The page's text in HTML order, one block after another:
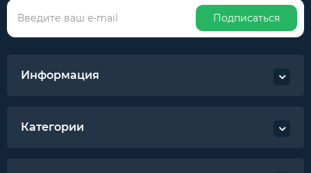
Подписаться
Информация
Категории